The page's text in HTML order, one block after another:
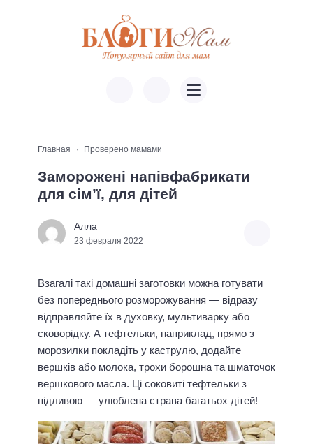
Главная Проверено мамами
Заморожені напівфабрикати
для сім’ї, для дітей
Алла
23 февраля 2022
Взагалі такі домашні заготовки можна готувати
без попереднього розморожування — відразу
відправляйте їх в духовку, мультиварку або
сковорідку. А тефтельки, наприклад, прямо з
морозилки покладіть у каструлю, додайте
вершків або молока, трохи борошна та шматочок
вершкового масла. Ці соковиті тефтельки з
підливою — улюблена страва багатьох дітей!